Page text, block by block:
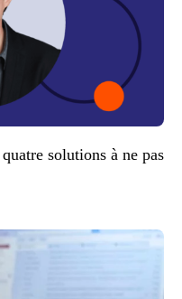
solutions à ne pas